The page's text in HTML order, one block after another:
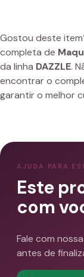
Gostou deste
completa de
da linha DAZZLE.
encontrar o
garantir o melhor
AJUDA PARA
Este
com
Fale com
antes de